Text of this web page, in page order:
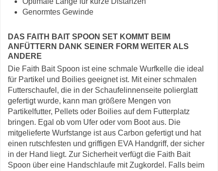
Genormtes Gewinde
DAS FAITH BAIT SPOON SET KOMMT BEIM
ANFÜTTERN DANK SEINER FORM WEITER ALS
ANDERE
Die Faith Bait Spoon ist eine schmale Wurfkelle die ideal
für Partikel und Boilies geeignet ist. Mit einer schmalen
Futterschaufel, die in der Schaufelinnenseite polierglatt
gefertigt wurde, kann man größere Mengen von
Partikelfutter, Pellets oder Boilies auf dem Futterplatz
bringen. Egal ob vom Ufer oder vom Boot aus. Die
mitgelieferte Wurfstange ist aus Carbon gefertigt und hat
einen rutschfesten und griffigen EVA Handgriff, der sicher
in der Hand liegt. Zur Sicherheit verfügt die Faith Bait
Spoon über eine Handschlaufe mit Zugkordel. Falls beim